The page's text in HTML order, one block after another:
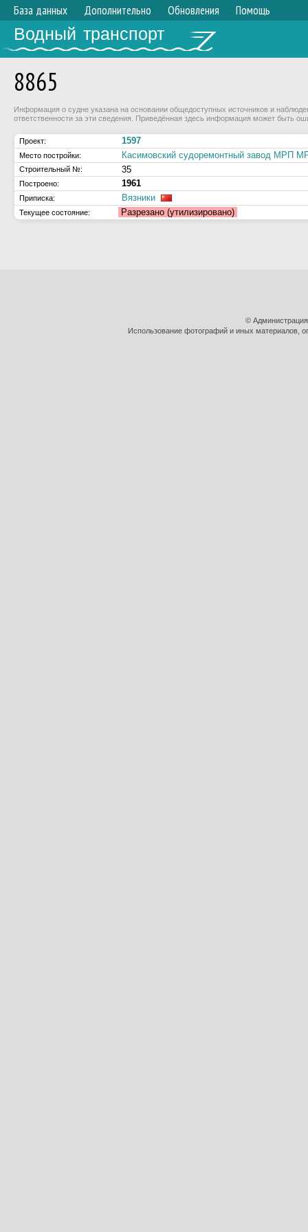
База данных Дополнительно Обновления Помощь
Водный транспорт
8865
Информация о судне указана на основании общедоступных источников и
ответственности за эти сведения. Приведённая здесь информация может быть
Проект: 1597
Место постройки: Касимовский судоремонтный завод МРП
Строительный №: 35
Построено: 1961
Приписка: Вязники
Текущее состояние: Разрезано (утилизировано)
©
Использование фотографий и иных материалов,